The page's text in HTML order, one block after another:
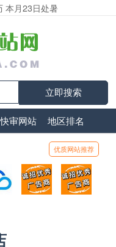
本月23日处暑
立即搜索
快审网站 地区排名
优质网站推荐
位待售
动、99元/年
腾讯云
优惠打折，99元/年
顶部广告位5
广告位招商_